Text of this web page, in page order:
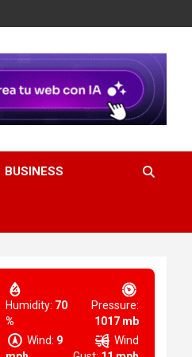
BUSINESS
Humidity: 70
%
Pressure:
1017 mb
Wind: 9
Wind